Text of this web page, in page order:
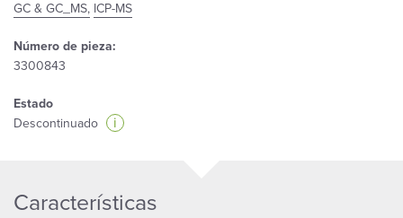
GC & GC_MS, ICP-MS
Número de pieza:
3300843
Estado
Descontinuado
i
Características